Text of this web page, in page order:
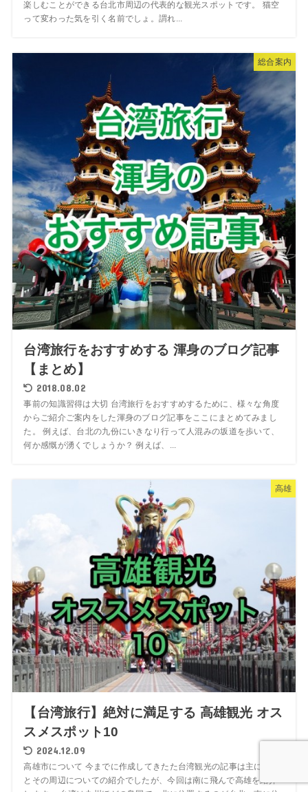
楽しむことができる台北市周辺の代表的な観光スポットです。 猫空
って変わった気を引く名前でしょ。謂れ...
総合案内
台湾旅行をおすすめする 渾身のブログ記事
【まとめ】
2018.08.02
事前の知識習得は大切 台湾旅行をおすすめするために、様々な角度
からご紹介ご案内をした渾身のブログ記事をここにまとめてみまし
た。 例えば、台北の九份にいきなり行って人混みの坂道を歩いて、
何か感慨が湧くでしょうか？ 例えば、...
高雄
【台湾旅行】絶対に満足する 高雄観光 オス
スメスポット10
2024.12.09
高雄市について 今までに作成してきたた台湾観光の記事は主に台北
とその周辺についての紹介でしたが、今回は南に飛んで高雄を紹介